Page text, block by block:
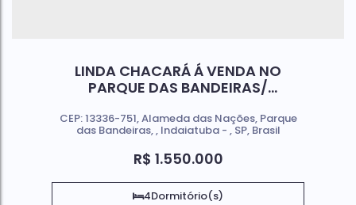
LINDA CHACARÁ Á VENDA NO
PARQUE DAS BANDEIRAS/
R$ 1.550.000
CEP: 13336-751,Alameda das Nações, Parque
das Bandeiras , Indaiatuba , SP, Brasil
4Dormitório(s)